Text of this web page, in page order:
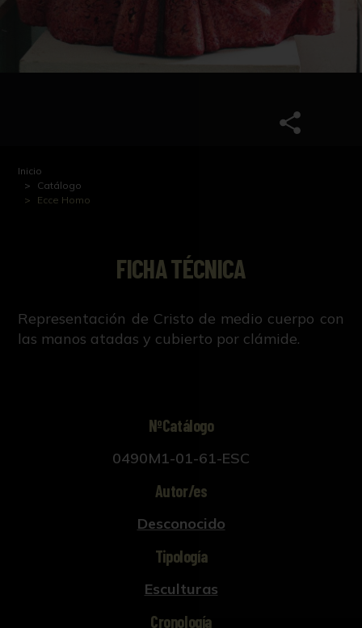
Inicio
Catálogo
Ecce Homo
FICHA TÉCNICA
Representación de Cristo de medio cuerpo con
las manos atadas y cubierto por clámide.
NºCatálogo
0490M1-01-61-ESC
Autor/es
Desconocido
Tipología
Esculturas
Cronología